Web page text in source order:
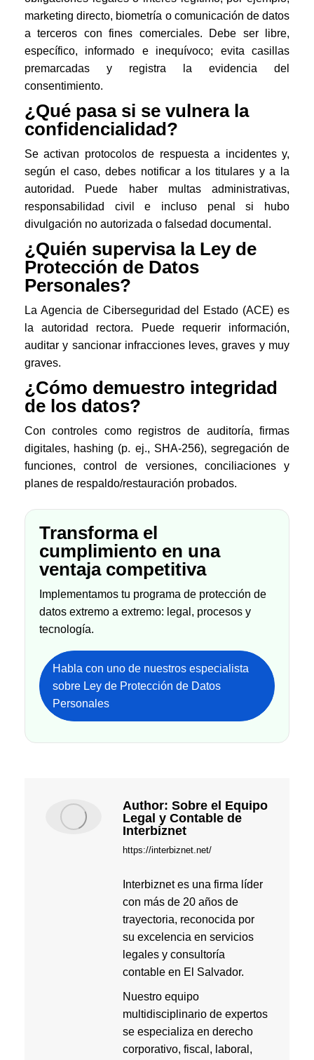
marketing directo, biometría o comunicación de datos
a terceros con fines comerciales. Debe ser libre,
específico, informado e inequívoco; evita casillas
premarcadas y registra la evidencia del
consentimiento.
¿Qué pasa si se vulnera la
confidencialidad?
Se activan protocolos de respuesta a incidentes y,
según el caso, debes notificar a los titulares y a la
autoridad. Puede haber multas administrativas,
responsabilidad civil e incluso penal si hubo
divulgación no autorizada o falsedad documental.
¿Quién supervisa la Ley de
Protección de Datos
Personales?
La Agencia de Ciberseguridad del Estado (ACE) es
la autoridad rectora. Puede requerir información,
auditar y sancionar infracciones leves, graves y muy
graves.
¿Cómo demuestro integridad
de los datos?
Con controles como registros de auditoría, firmas
digitales, hashing (p. ej., SHA-256), segregación de
funciones, control de versiones, conciliaciones y
planes de respaldo/restauración probados.
Transforma el
cumplimiento en una
ventaja competitiva
Implementamos tu programa de protección de
datos extremo a extremo: legal, procesos y
tecnología.
Habla con uno de nuestros especialista
sobre Ley de Protección de Datos
Personales
Author: Sobre el Equipo
Legal y Contable de
Interbiznet
https://interbiznet.net/
Interbiznet es una firma líder
con más de 20 años de
trayectoria, reconocida por
su excelencia en servicios
legales y consultoría
contable en El Salvador.
Nuestro equipo
multidisciplinario de expertos
se especializa en derecho
corporativo, fiscal, laboral,